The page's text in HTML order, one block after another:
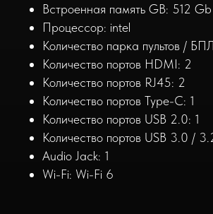
Встроенная память GB: 512
Процессор: intel
Количество парка пультов /
Количество портов HDMI: 2
Количество портов RJ45: 2
Количество портов Type-C: 1
Количество портов USB 2.0: 1
Количество портов USB 3.0 /
Audio Jack: 1
Wi-Fi: Wi-Fi 6